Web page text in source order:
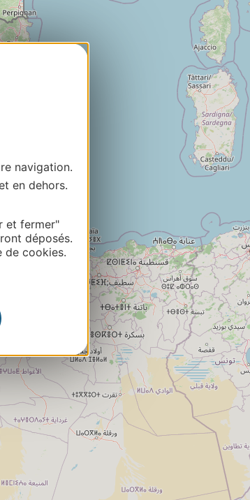
navigation.
en dehors.
et fermer"
déposés.
de cookies.